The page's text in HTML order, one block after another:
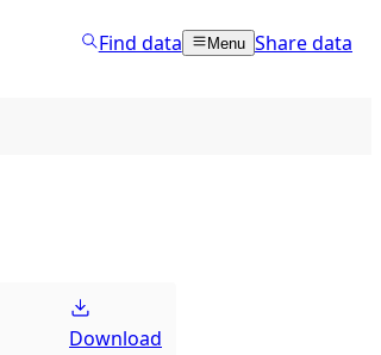
Find data Menu Share data
Download